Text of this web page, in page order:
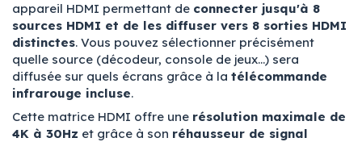
appareil HDMI permettant de connecter jusqu'à 8
sources HDMI et de les diffuser vers 8 sorties HDMI
distinctes. Vous pouvez sélectionner précisément
quelle source (décodeur, console de jeux...) sera
diffusée sur quels écrans grâce à la télécommande
infrarouge incluse.
Cette matrice HDMI offre une résolution maximale de
4K à 30Hz et grâce à son réhausseur de signal